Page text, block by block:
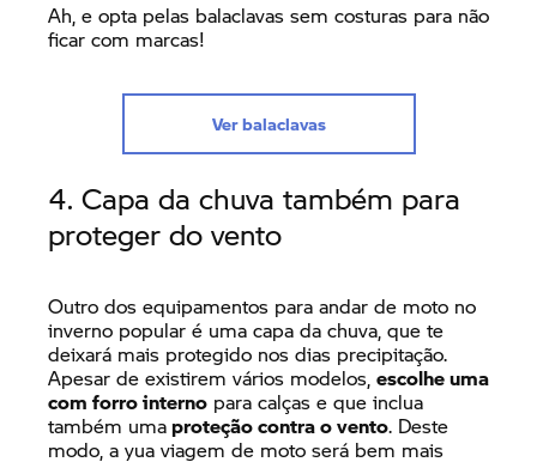
Ah, e opta pelas balaclavas sem costuras para não
ficar com marcas!
Ver balaclavas
4. Capa da chuva também para
proteger do vento
Outro dos equipamentos para andar de moto no
inverno popular é uma capa da chuva, que te
deixará mais protegido nos dias precipitação.
Apesar de existirem vários modelos, escolhe uma
com forro interno para calças e que inclua
também umaproteção contra o vento. Deste
modo, a yua viagem de moto será bem mais